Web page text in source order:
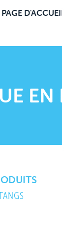
PAGE
EN